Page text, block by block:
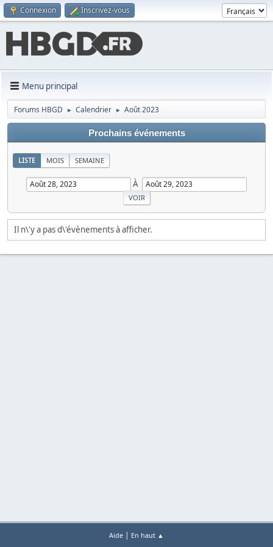
Connexion Inscrivez-vous
Menu principal
Forums HBGD ► Calendrier ► Août 2023
Prochains événements
LISTE MOIS SEMAINE
À
Il n\'y a pas d\'évènements à afficher.
Aide | En haut ▲